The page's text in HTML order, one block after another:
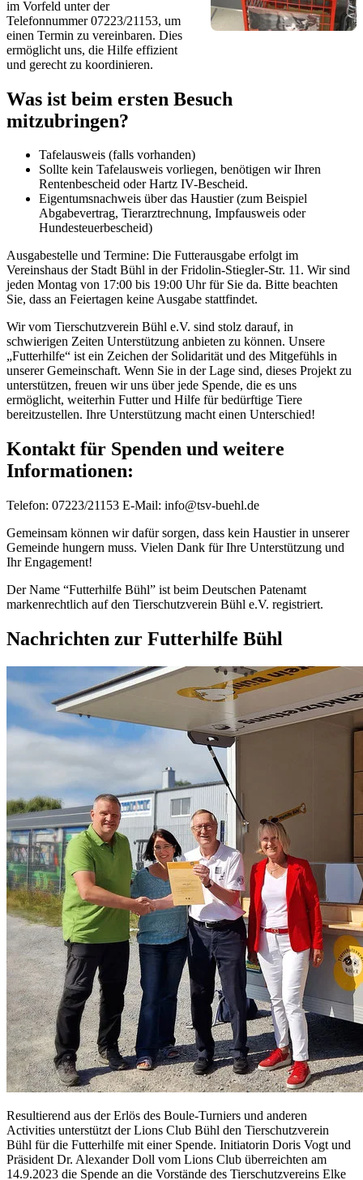
im Vorfeld unter der
Telefonnummer 07223/21153, um
einen Termin zu vereinbaren. Dies
ermöglicht uns, die Hilfe effizient
und gerecht zu koordinieren.
Was ist beim ersten Besuch
mitzubringen?
Tafelausweis (falls vorhanden)
Sollte kein Tafelausweis vorliegen, benötigen wir Ihren
Rentenbescheid oder Hartz IV-Bescheid.
Eigentumsnachweis über das Haustier (zum Beispiel
Abgabevertrag, Tierarztrechnung, Impfausweis oder
Hundesteuerbescheid)
Ausgabestelle und Termine: Die Futterausgabe erfolgt im
Vereinshaus der Stadt Bühl in der Fridolin-Stiegler-Str. 11. Wir sind
jeden Montag von 17:00 bis 19:00 Uhr für Sie da. Bitte beachten
Sie, dass an Feiertagen keine Ausgabe stattfindet.
Wir vom Tierschutzverein Bühl e.V. sind stolz darauf, in
schwierigen Zeiten Unterstützung anbieten zu können. Unsere
„Futterhilfe“ ist ein Zeichen der Solidarität und des Mitgefühls in
unserer Gemeinschaft. Wenn Sie in der Lage sind, dieses Projekt zu
unterstützen, freuen wir uns über jede Spende, die es uns
ermöglicht, weiterhin Futter und Hilfe für bedürftige Tiere
bereitzustellen. Ihre Unterstützung macht einen Unterschied!
Kontakt für Spenden und weitere
Informationen:
Telefon: 07223/21153 E-Mail: info@tsv-buehl.de
Gemeinsam können wir dafür sorgen, dass kein Haustier in unserer
Gemeinde hungern muss. Vielen Dank für Ihre Unterstützung und
Ihr Engagement!
Der Name “Futterhilfe Bühl” ist beim Deutschen Patenamt
markenrechtlich auf den Tierschutzverein Bühl e.V. registriert.
Nachrichten zur Futterhilfe Bühl
Resultierend aus der Erlös des Boule-Turniers und anderen
Activities unterstützt der Lions Club Bühl den Tierschutzverein
Bühl für die Futterhilfe mit einer Spende. Initiatorin Doris Vogt und
Präsident Dr. Alexander Doll vom Lions Club überreichten am
14.9.2023 die Spende an die Vorstände des Tierschutzvereins Elke